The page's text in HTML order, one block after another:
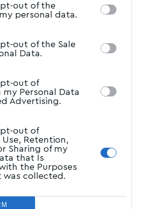
participants. This
also be disclosed by us to
may further disclose it to
out of the
personal data.
out of the Sale
Data.
out of
my Personal Data
Advertising.
out of
Retention,
Sharing of my
that Is
the Purposes
collected.